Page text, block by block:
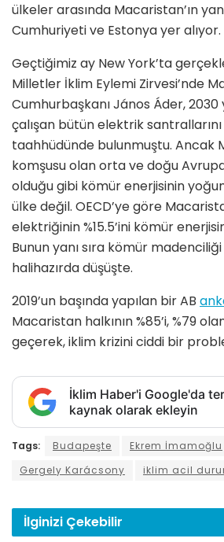
ülkeler arasında Macaristan’ın
Cumhuriyeti ve Estonya yer alıyor.
Geçtiğimiz ay New York’ta
Milletler İklim Eylemi Zirvesi’nde
Cumhurbaşkanı János Áder, 2030
çalışan bütün elektrik
taahhüdünde bulunmuştu. Ancak
komşusu olan orta ve doğu
olduğu gibi kömür enerjisinin yoğun
ülke değil. OECD’ye göre
elektriğinin %15.5’ini kömür
Bunun yanı sıra kömür
halihazırda düşüşte.
2019’un başında yapılan bir AB
Macaristan halkının %85’i, %79
geçerek, iklim krizini ciddi bir
İklim Haber'i Google'da
kaynak olarak ekleyin
Tags: Budapeşte
Ekrem İmamoğlu
Gergely Karácsony
iklim acil
İlginizi Çekebilir